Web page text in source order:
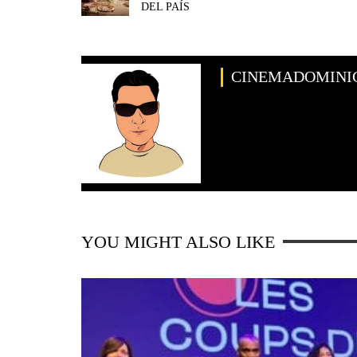
DEL PAÍS
YOU MIGHT ALSO LIKE